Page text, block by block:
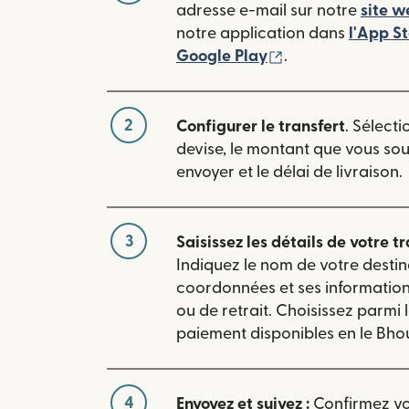
adresse e-mail sur notre site
notre application dans l'App
Google Play
.
2 Configurer le transfert.
devise, le montant que vous
envoyer et le délai de livraison.
3
Saisissez les détails de votre
Indiquez le nom de votre
coordonnées et ses
ou de retrait. Choisissez parmi
paiement disponibles en le
4 Envoyez et suivez : Confirmez